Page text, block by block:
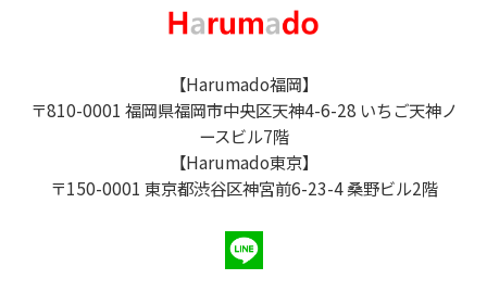
【Harumado福岡】
〒810-0001 福岡県福岡市中央区天神4-6-28 いちご天神ノ
ースビル7階
【Harumado東京】
〒150-0001 東京都渋谷区神宮前6-23-4 桑野ビル2階